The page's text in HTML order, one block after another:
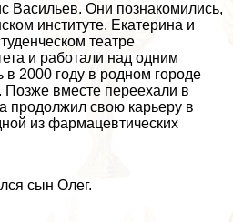
Васильев. Они познакомились,
институте. Екатерина и
театре
и работали над одним
2000 году в родном городе
вместе переехали в
продолжил свою карьеру в
из фармацевтических
сын Олег.